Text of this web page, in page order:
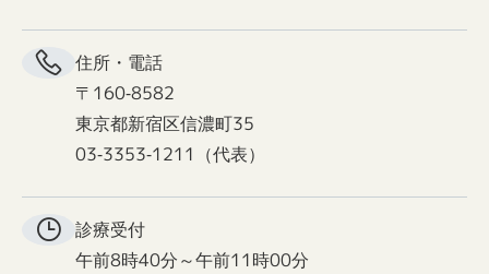
住所・電話
〒160-8582
東京都新宿区信濃町35
03-3353-1211（代表）
診療受付
午前8時40分～午前11時00分